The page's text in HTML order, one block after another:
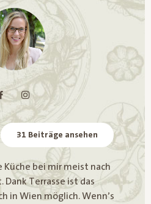
31 Beiträge ansehen
Küche bei mir meist nach
Dank Terrasse ist das
in Wien möglich. Wenn’s